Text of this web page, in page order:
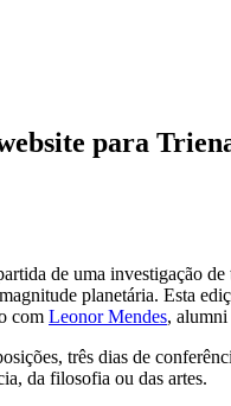
para
de uma investigação
planetária. Esta
com Leonor Mendes,
três dias de
da filosofia ou das artes.